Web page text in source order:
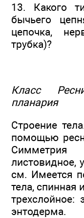
13. Какого
бычьего
цепочка,
трубка)?
Класс
планария
Строение
помощью
Симметрия
листовидное,
см. Имеется
тела,
трехслойное:
энтодерма.